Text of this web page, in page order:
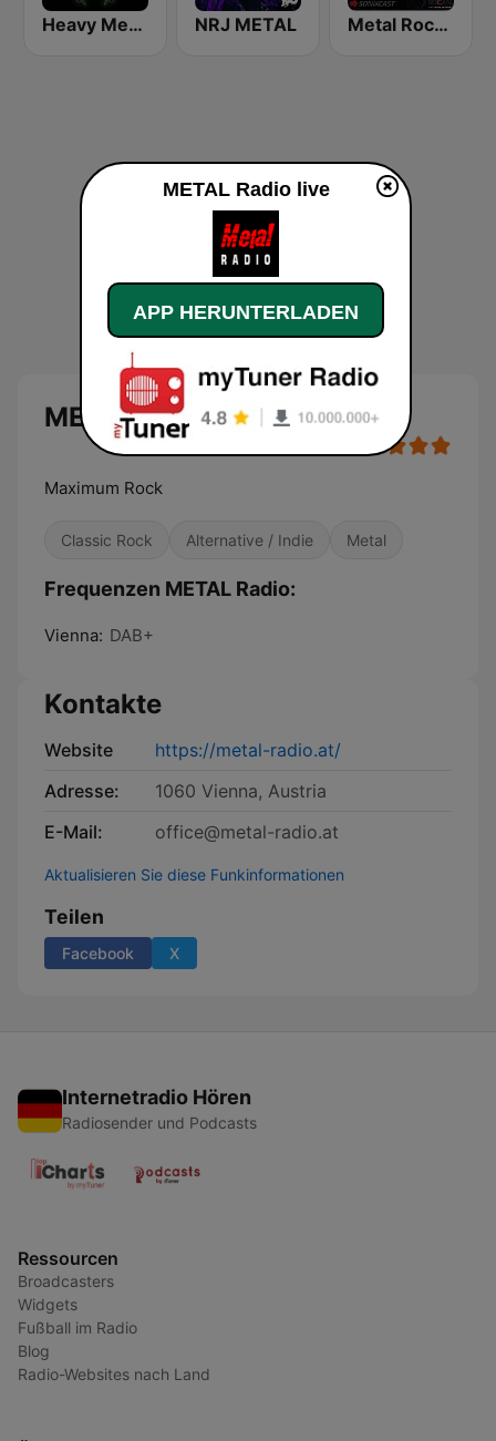
Heavy Metal Radio NRJ METAL Metal Rock Radio
METAL Radio
Maximum Rock
Classic Rock Alternative / Indie Metal
Frequenzen METAL Radio:
Vienna: DAB+
Kontakte
Website
https://metal-radio.at/
Adresse:
1060 Vienna, Austria
E-Mail:
office@metal-radio.at
Aktualisieren Sie diese Funkinformationen
Teilen
Facebook X
Internetradio Hören
Radiosender und Podcasts
Ressourcen
Broadcasters
Widgets
Fußball im Radio
Blog
Radio-Websites nach Land
METAL Radio live
APP HERUNTERLADEN